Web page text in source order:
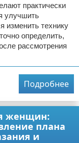
практически
улучшить
изменить технику
определить,
рассмотрения
Подробнее
женщин:
плана
и